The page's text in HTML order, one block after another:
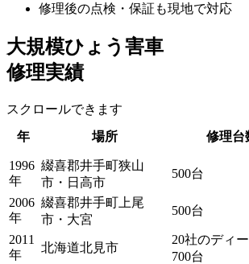
修理後の点検・保証も現地で対応
大規模ひょう害車
修理実績
スクロールできます
年
場所 修理台
1996
年
綴喜郡井手町狭山
市・日高市
500台
2006
年
綴喜郡井手町上尾
市・大宮
500台
2011
年
北海道北見市
20社のディ
700台